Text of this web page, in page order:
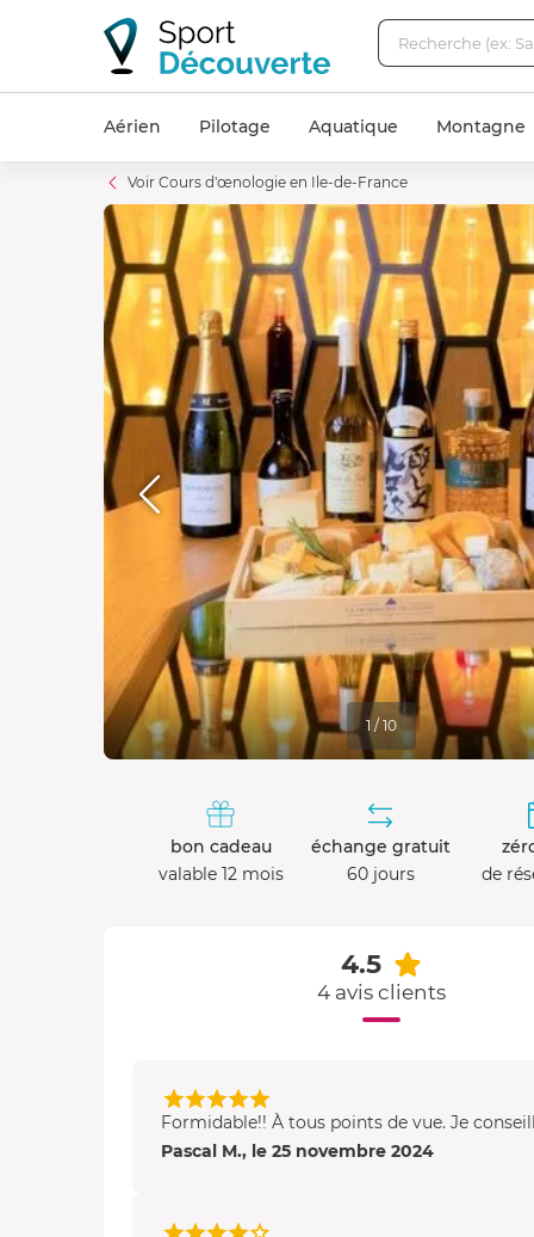
Aérien Pilotage Aquatique Montagne
Voir Cours d'œnologie en Ile-de-France
1 / 10
bon cadeau
valable 12 mois
échange gratuit
60 jours
de
4.5
4 avis clients
Formidable!! À tous points de vue. Je
Pascal M., le 25 novembre 2024